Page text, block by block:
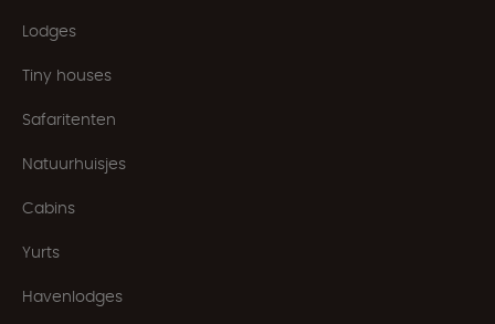
Lodges
Tiny houses
Safaritenten
Natuurhuisjes
Cabins
Yurts
Havenlodges